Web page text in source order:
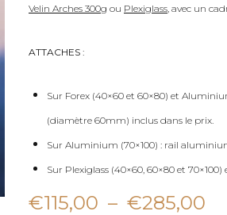
Velin Arches 300g ou Plexiglass, avec un
ATTACHES :
Sur Forex (40×60 et 60×80) et
(diamètre 60mm) inclus dans le prix.
Sur Aluminium (70×100) : rail
Sur Plexiglass (40×60, 60×80 et
€115,00 – €285,00